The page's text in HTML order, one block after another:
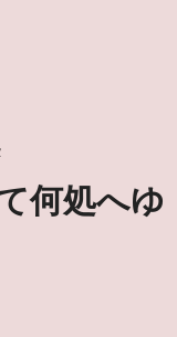
何処へゆ